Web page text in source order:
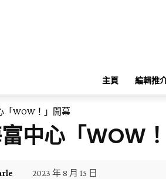
主頁 編輯推
「WOW！」開幕
中心「WOW
2023 年 8 月 15 日